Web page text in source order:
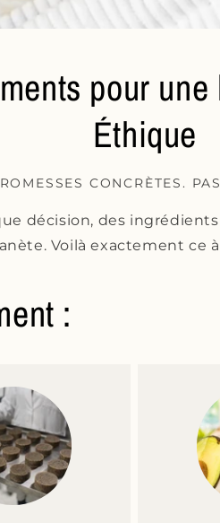
pour
Éthique
CONCRÈTES.
décision, des
Voilà exactement ce
: